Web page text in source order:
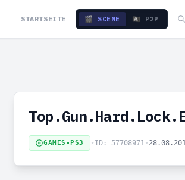
STARTSEITE 🎬 SCENE 🏴‍☠️ P2P
GAMES-PS3 • ID: 57708971•